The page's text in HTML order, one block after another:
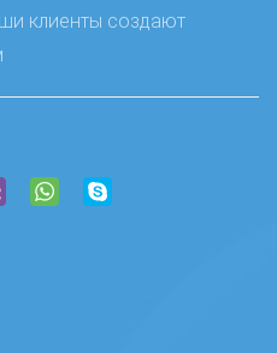
клиенты создают